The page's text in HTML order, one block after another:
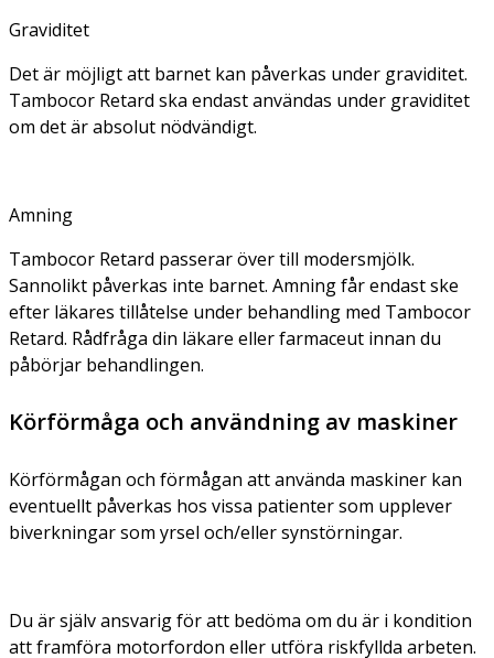
Graviditet
Det är möjligt att barnet kan påverkas under graviditet.
Tambocor Retard ska endast användas under graviditet
om det är absolut nödvändigt.
Amning
Tambocor Retard passerar över till modersmjölk.
Sannolikt påverkas inte barnet. Amning får endast ske
efter läkares tillåtelse under behandling med Tambocor
Retard. Rådfråga din läkare eller farmaceut innan du
påbörjar behandlingen.
Körförmåga och användning av maskiner
Körförmågan och förmågan att använda maskiner kan
eventuellt påverkas hos vissa patienter som upplever
biverkningar som yrsel och/eller synstörningar.
Du är själv ansvarig för att bedöma om du är i kondition
att framföra motorfordon eller utföra riskfyllda arbeten.